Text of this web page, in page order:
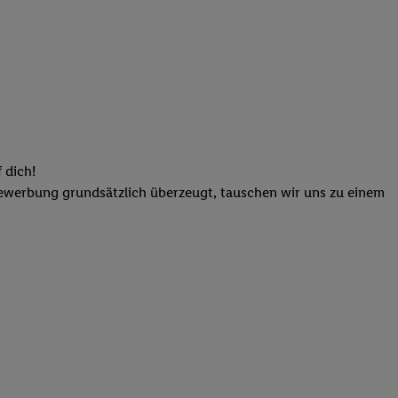
dich!
grundsätzlich überzeugt, tauschen wir uns zu einem
Quellen,
von
Analyse
Verwendung